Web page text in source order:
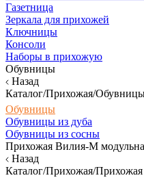
Газетница
Зеркала для прихожей
Ключницы
Консоли
Наборы в прихожую
Обувницы
Назад
Каталог/Прихожая/
Обувницы
Обувницы из дуба
Обувницы из сосны
Прихожая Вилия-М
Назад
Каталог/Прихожая/